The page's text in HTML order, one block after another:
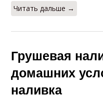
Читать дальше →
Грушевая
домашних
наливка